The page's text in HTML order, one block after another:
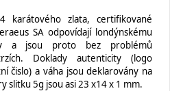
karátového zlata, certifikované
SA odpovídají londýnskému
a jsou proto bez problémů
Doklady autenticity (logo
čislo) a váha jsou deklarovány na
slitku 5g jsou asi 23 x14 x 1 mm.